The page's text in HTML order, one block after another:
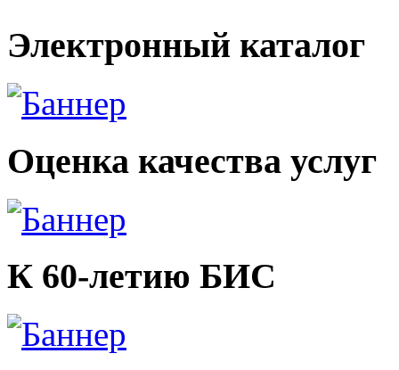
Электронный каталог
Оценка качества услуг
К 60-летию БИС